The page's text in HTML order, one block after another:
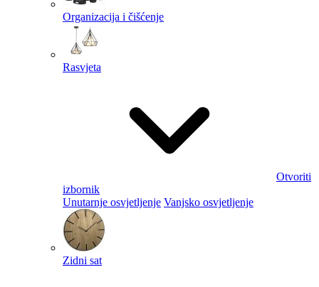
Organizacija i čišćenje
Rasvjeta
Otvoriti
izbornik
Unutarnje osvjetljenje Vanjsko osvjetljenje
Zidni sat